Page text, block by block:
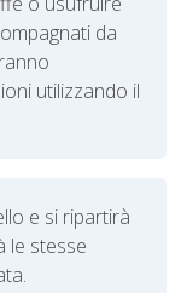
da
utilizzando il
e si ripartirà
le stesse